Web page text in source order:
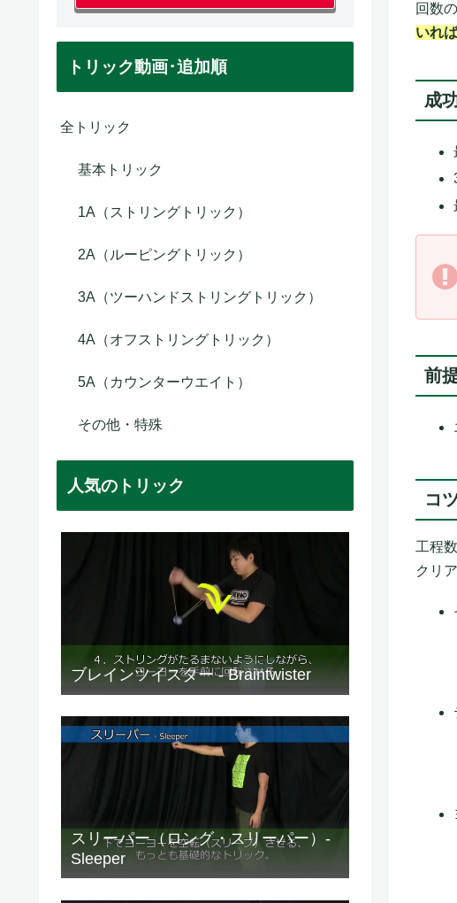
回数
いれ
成
前
コ
工程
クリ
トリック動画･追加順
全トリック
基本トリック
1A（ストリングトリック）
2A（ルーピングトリック）
3A（ツーハンドストリングトリック）
4A（オフストリングトリック）
5A（カウンターウエイト）
その他・特殊
人気のトリック
ブレインツイスター - Braintwister
スリーパー（ロング・スリーパー）-
Sleeper